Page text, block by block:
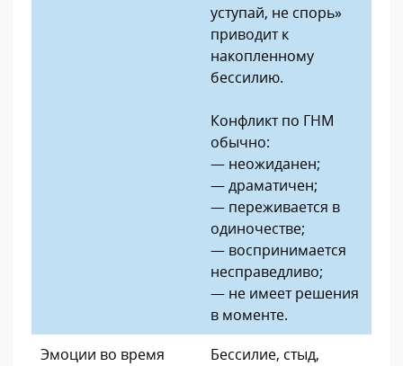
уступай, не спорь»
приводит к
накопленному
бессилию.
Конфликт по ГНМ
обычно:
— неожиданен;
— драматичен;
— переживается в
одиночестве;
— воспринимается
несправедливо;
— не имеет решения
в моменте.
Эмоции во время
Бессилие, стыд,